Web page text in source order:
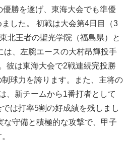
勝を遂げ、東海大会でも準優
した。 ​初戦は大会第4日目（3
北王者の聖光学院（福島県）と
は、左腕エースの大村昂輝投手
彼は東海大会で2戦連続完投勝
球力を誇ります。​また、主将の
、新チームから1番打者として
は打率5割の好成績を残しまし
な守備と積極的な攻撃で、甲子